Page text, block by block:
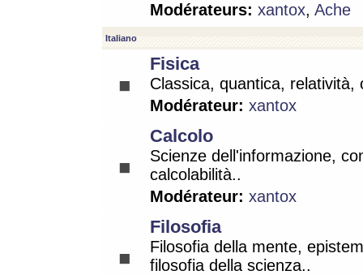
Modérateurs: xantox, Ache
Italiano
Fisica
Classica, quantica, relatività,
Modérateur: xantox
Calcolo
Scienze dell'informazione,
calcolabilità..
Modérateur: xantox
Filosofia
Filosofia della mente,
filosofia della scienza..